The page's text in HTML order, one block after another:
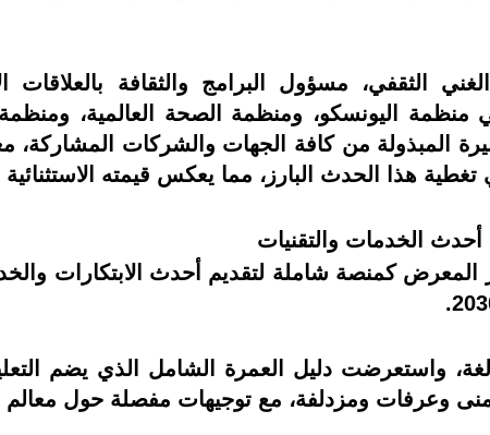
مسؤول البرامج والثقافة بالعلاقات
اليونسكو، ومنظمة الصحة العالمية،
المبذولة من كافة الجهات والشركات المشاركة،
هذا الحدث البارز، مما يعكس قيمته الاستثنائية
ودولية، برز المعرض كمنصة شاملة لتقديم أحدث
عرضت الوزارة جناحًا تقنيًا تفاعليًا شمل 12 لغة، واستعرضت دليل العمرة
منى وعرفات ومزدلفة، مع توجيهات مفصلة حول معالم